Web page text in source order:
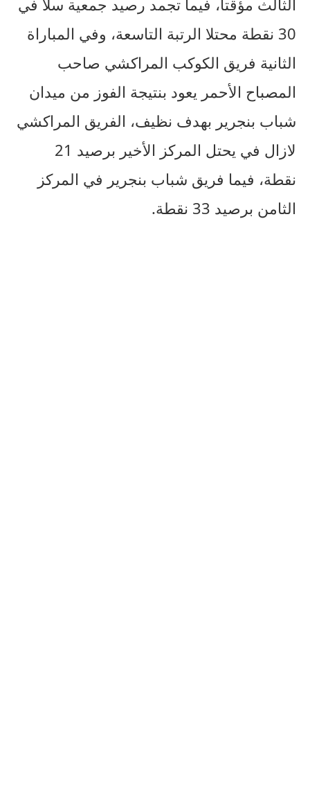
الثالث مؤقتا، فيما تجمد رصيد جمعية سلا في
30 نقطة محتلا الرتبة التاسعة، وفي المباراة
الثانية فريق الكوكب المراكشي صاحب
المصباح الأحمر يعود بنتيجة الفوز من ميدان
شباب بنجرير بهدف نظيف، الفريق المراكشي
لازال في يحتل المركز الأخير برصيد 21
نقطة، فيما فريق شباب بنجرير في المركز
الثامن برصيد 33 نقطة.